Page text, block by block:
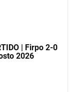
| Firpo 2-0
2026